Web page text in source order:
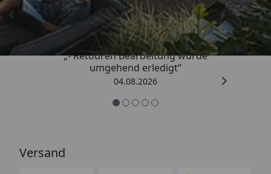
4,81/ 5
„- Retouren Bearbeitung wurde
umgehend erledigt“
04.08.2026
Versand